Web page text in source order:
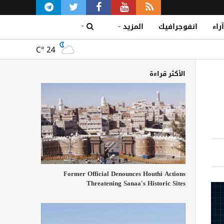
آراء انفوجرافيك المزيد
C° 24
الأكثر قراءة
Former Official Denounces Houthi Actions
Threatening Sanaa's Historic Sites